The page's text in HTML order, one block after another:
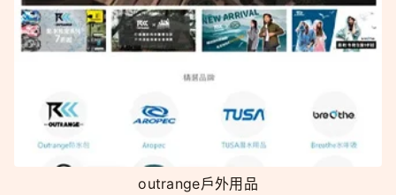
outrange戶外用品